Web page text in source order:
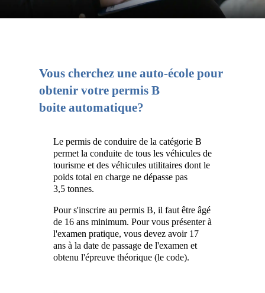
Vous cherchez une auto-école pour
obtenir votre permis B
boite automatique?
Le permis de conduire de la catégorie B
permet la conduite de tous les véhicules de
tourisme et des véhicules utilitaires dont le
poids total en charge ne dépasse pas
3,5 tonnes.
Pour s'inscrire au permis B, il faut être âgé
de 16 ans minimum. Pour vous présenter à
l'examen pratique, vous devez avoir 17
ans à la date de passage de l'examen et
obtenu l'épreuve théorique (le code).